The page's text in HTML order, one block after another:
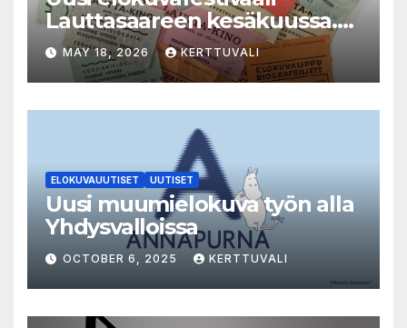
Lauttasaareen kesäkuussa.
LAUTTA-KINO esittää kaikki
elokuvat 35mm-filmiltä.
MAY 18, 2026 KERTTUVALI
ELOKUVAUUTISET UUTISET
Uusi muumielokuva työn alla
Yhdysvalloissa
OCTOBER 6, 2025 KERTTUVALI